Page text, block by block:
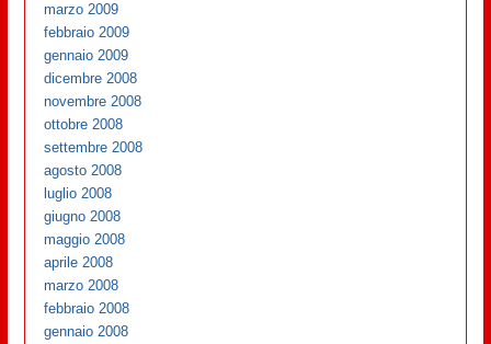
marzo 2009
febbraio 2009
gennaio 2009
dicembre 2008
novembre 2008
ottobre 2008
settembre 2008
agosto 2008
luglio 2008
giugno 2008
maggio 2008
aprile 2008
marzo 2008
febbraio 2008
gennaio 2008